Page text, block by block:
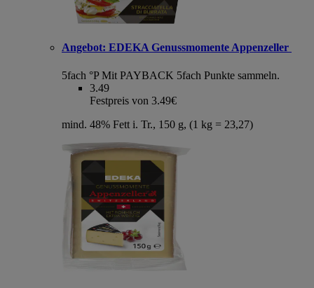
Angebot: EDEKA Genussmomente Appenzeller
5fach °P Mit PAYBACK 5fach Punkte sammeln.
3.49
Festpreis von 3.49€
mind. 48% Fett i. Tr., 150 g, (1 kg = 23,27)